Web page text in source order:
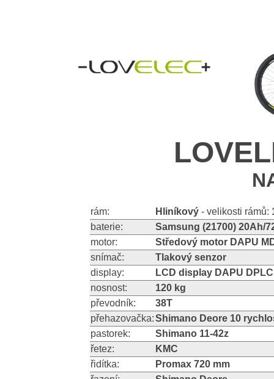
rám: Hliníkový - velikosti rámů:
baterie:
Samsung (21700) 20Ah/
motor:
Středový motor DAPU
snímač:
Tlakový senzor
display:
LCD display DAPU
nosnost:
120 kg
převodník:
38T
přehazovačka:Shimano Deore 10
pastorek:
Shimano 11-42z
řetez:
KMC
řidítka:
Promax 720 mm